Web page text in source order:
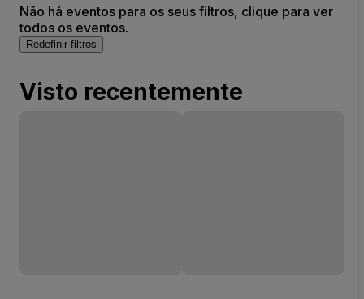
Não há eventos para os seus filtros, clique para ver
todos os eventos.
Redefinir filtros
Visto recentemente